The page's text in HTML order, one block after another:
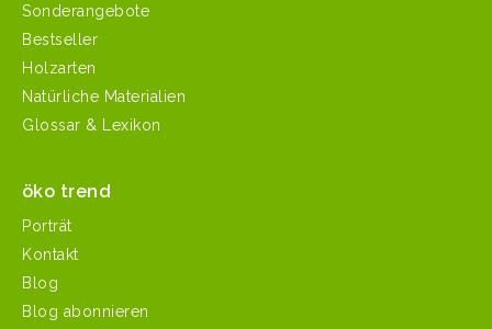
Sonderangebote
Bestseller
Holzarten
Natürliche Materialien
Glossar & Lexikon
öko trend
Porträt
Kontakt
Blog
Blog abonnieren